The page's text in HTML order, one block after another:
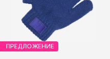
ПРЕДЛОЖЕНИЕ